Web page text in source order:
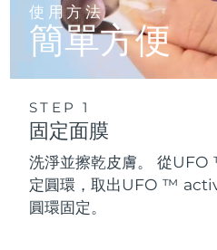
使用方法
簡單方便
STEP 1
固定面膜
洗淨並擦乾皮膚。 從
定圓環，取出UFO ™
圓環固定。